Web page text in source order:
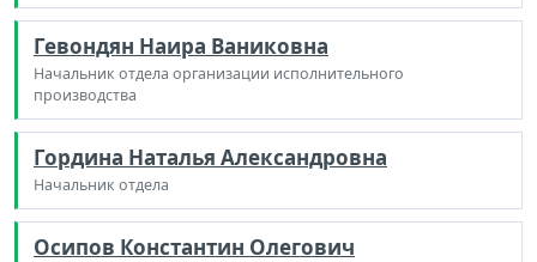
Гевондян Наира Ваниковна
Начальник отдела организации исполнительного
производства
Гордина Наталья Александровна
Начальник отдела
Осипов Константин Олегович